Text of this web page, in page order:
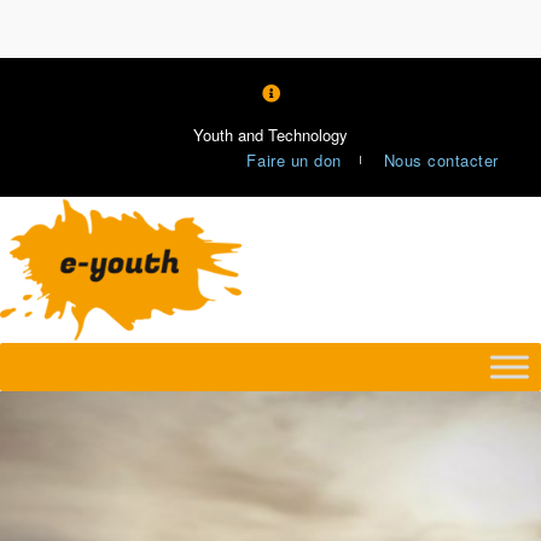
Youth and Technology
Faire un don
Nous contacter